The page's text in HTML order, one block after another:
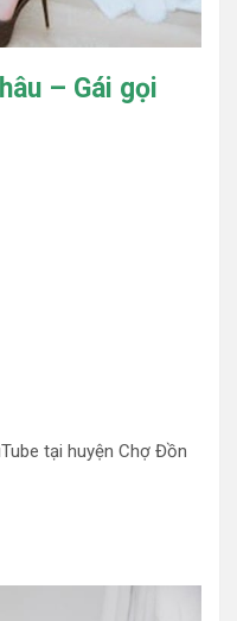
– Gái gọi
tại huyện Chợ Đồn